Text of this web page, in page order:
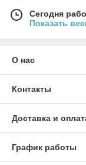
Сегодня
Показать
О нас
Контакты
Доставка и
График работы